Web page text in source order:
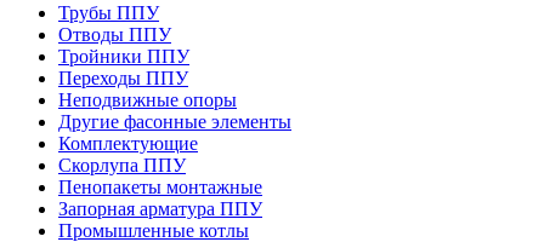
Трубы ППУ
Отводы ППУ
Тройники ППУ
Переходы ППУ
Неподвижные опоры
Другие фасонные элементы
Комплектующие
Скорлупа ППУ
Пенопакеты монтажные
Запорная арматура ППУ
Промышленные котлы